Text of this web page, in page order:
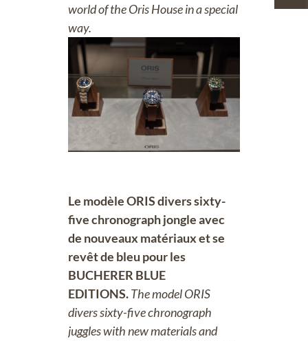
world of the Oris House in a special
way.
Le modèle ORIS divers sixty-
five chronograph jongle avec
de nouveaux matériaux et se
revêt de bleu pour les
BUCHERER BLUE
EDITIONS.The model ORIS
divers sixty-five chronograph
juggles with new materials and